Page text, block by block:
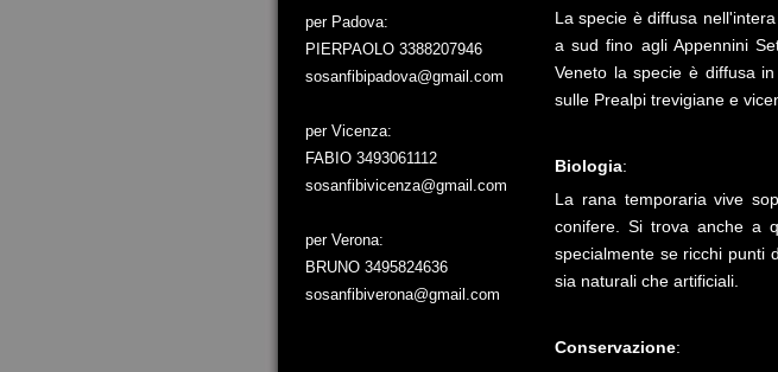
La specie è diffusa
a sud fino agli Appennini
Veneto la specie è diffusa
sulle Prealpi trevigiane e
Biologia:
La rana temporaria vive
conifere. Si trova anche a
specialmente se ricchi punti
sia naturali che artificiali.
Conservazione:
per Padova:
PIERPAOLO 3388207946
sosanfibipadova@gmail.com
per Vicenza:
FABIO 3493061112
sosanfibivicenza@gmail.com
per Verona:
BRUNO 3495824636
sosanfibiverona@gmail.com